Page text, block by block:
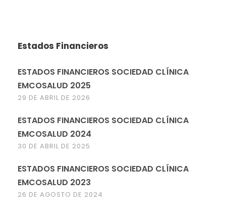
Estados Financieros
ESTADOS FINANCIEROS SOCIEDAD CLÍNICA
EMCOSALUD 2025
29 DE ABRIL DE 2026
ESTADOS FINANCIEROS SOCIEDAD CLÍNICA
EMCOSALUD 2024
30 DE ABRIL DE 2025
ESTADOS FINANCIEROS SOCIEDAD CLÍNICA
EMCOSALUD 2023
26 DE AGOSTO DE 2024